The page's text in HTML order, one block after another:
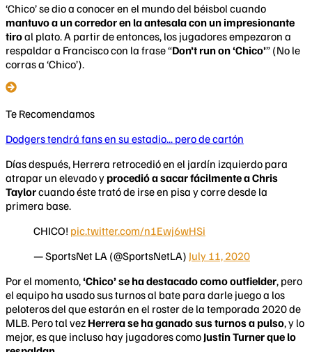
‘Chico’ se dio a conocer en el mundo del béisbol cuando
mantuvo a un corredor en la antesala con un impresionante
tiroal plato. A partir de entonces, los jugadores empezaron a
respaldar a Francisco con la frase “Don’t run on ‘Chico’” (No le
corras a ‘Chico’).
Te Recomendamos
Dodgers tendrá fans en su estadio... pero de cartón
Días después, Herrera retrocedió en el jardín izquierdo para
atrapar un elevado y procedió a sacar fácilmente a Chris
Taylorcuando éste trató de irse en pisa y corre desde la
primera base.
CHICO! pic.twitter.com/n1Ewj6wHSi
— SportsNet LA (@SportsNetLA) July 11, 2020
Por el momento,‘Chico’ se ha destacado como outfielder, pero
el equipo ha usado sus turnos al bate para darle juego a los
peloteros del que estarán en el roster de la temporada 2020 de
MLB. Pero tal vez Herrera se ha ganado sus turnos a pulso, y lo
mejor, es que incluso hay jugadores como Justin Turner que lo